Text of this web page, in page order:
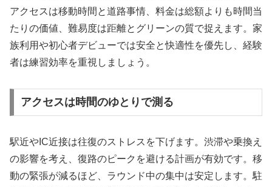
アクセスは移動時間と道路事情、料金は総額よりも時間当
たりの価値、難易度は距離とグリーンの質で捉えます。家
族利用や初心者デビューでは安全と快適性を優先し、経験
者は練習効率を重視しましょう。
アクセスは時間のゆとりで測る
駅近やIC近接は往復のストレスを下げます。渋滞や乗換え
の影響を考え、復路のピークを避ける計画が有効です。移
動の緊張が減るほど、ラウンド中の集中は安定します。駐